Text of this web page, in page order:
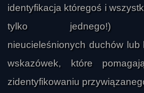
identyfikacja któregoś i
tylko jednego!)
nieucieleśnionych duchów lub
wskazówek, które
zidentyfikowaniu